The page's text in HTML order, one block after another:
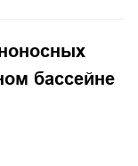
бассейне